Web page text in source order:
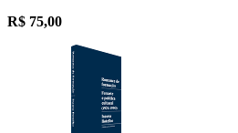
R$ 75,00